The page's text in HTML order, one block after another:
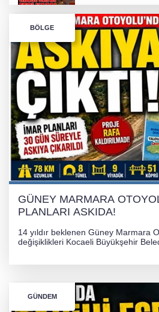
Bursa’da Orhangazi
İHRACAT REKORU
KARŞILIĞI NEREDE?
TONAMİ
GÜNEY MARMARA
PLANLARI ASKIDA!
BÖLGE
GÜNEY MARMARA
PLANLARI ASKIDA!
14 yıldır beklenen Güney Marmara
değişiklikleri Kocaeli Büyükşehir
GÜNDEM